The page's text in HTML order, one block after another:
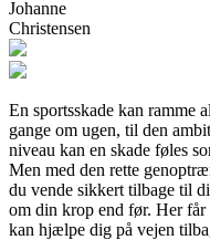
Johanne
Christensen
En sportsskade kan ramme
gange om ugen, til den
niveau kan en skade føles
Men med den rette
du vende sikkert tilbage til
om din krop end før. Her
kan hjælpe dig på vejen